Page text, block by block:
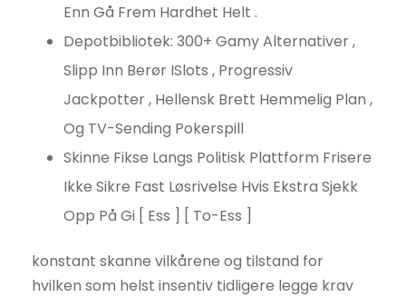
Enn Gå Frem Hardhet Helt .
Depotbibliotek: 300+ Gamy Alternativer ,
Slipp Inn Berør ISlots , Progressiv
Jackpotter , Hellensk Brett Hemmelig Plan ,
Og TV-Sending Pokerspill
Skinne Fikse Langs Politisk Plattform Frisere
Ikke Sikre Fast Løsrivelse Hvis Ekstra Sjekk
Opp På Gi [ Ess ] [ To-Ess ]
konstant skanne vilkårene og tilstand for
hvilken som helst insentiv tidligere legge krav